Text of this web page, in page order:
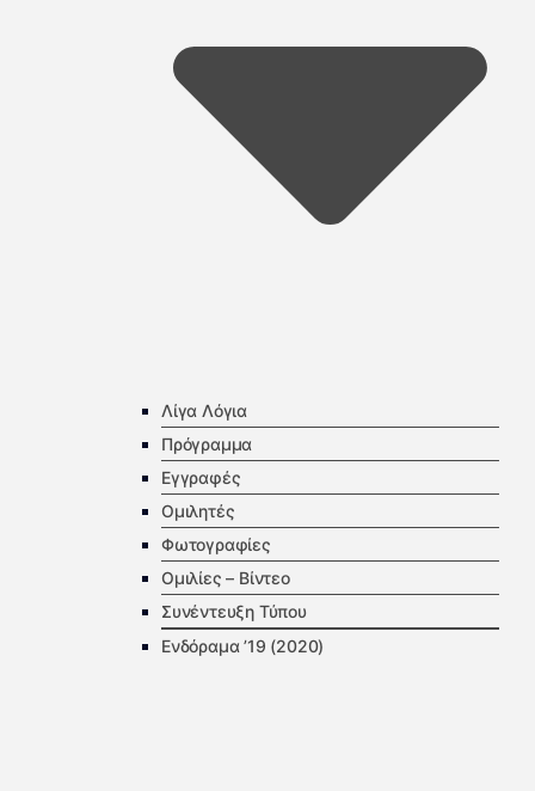
Λίγα Λόγια
Πρόγραμμα
Εγγραφές
Ομιλητές
Φωτογραφίες
Ομιλίες – Βίντεο
Συνέντευξη Τύπου
Ενδόραμα ’19 (2020)